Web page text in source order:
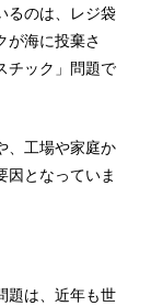
るのは、レジ袋
が海に投棄さ
チック」問題で
、工場や家庭か
因となっていま
題は、近年も世